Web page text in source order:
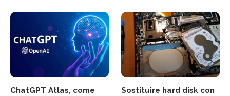
ChatGPT Atlas, come
Sostituire hard disk con